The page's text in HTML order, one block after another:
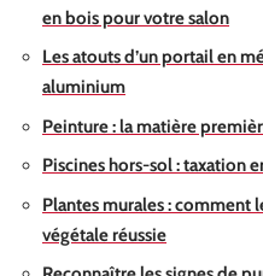
en bois pour votre salon
Les atouts d’un portail en
aluminium
Peinture : la matière
Piscines hors-sol : taxation
Plantes murales : comment
végétale réussie